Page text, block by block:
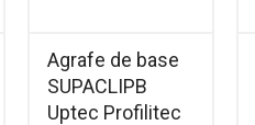
Agrafe de base
SUPACLIPB
Uptec Profilitec